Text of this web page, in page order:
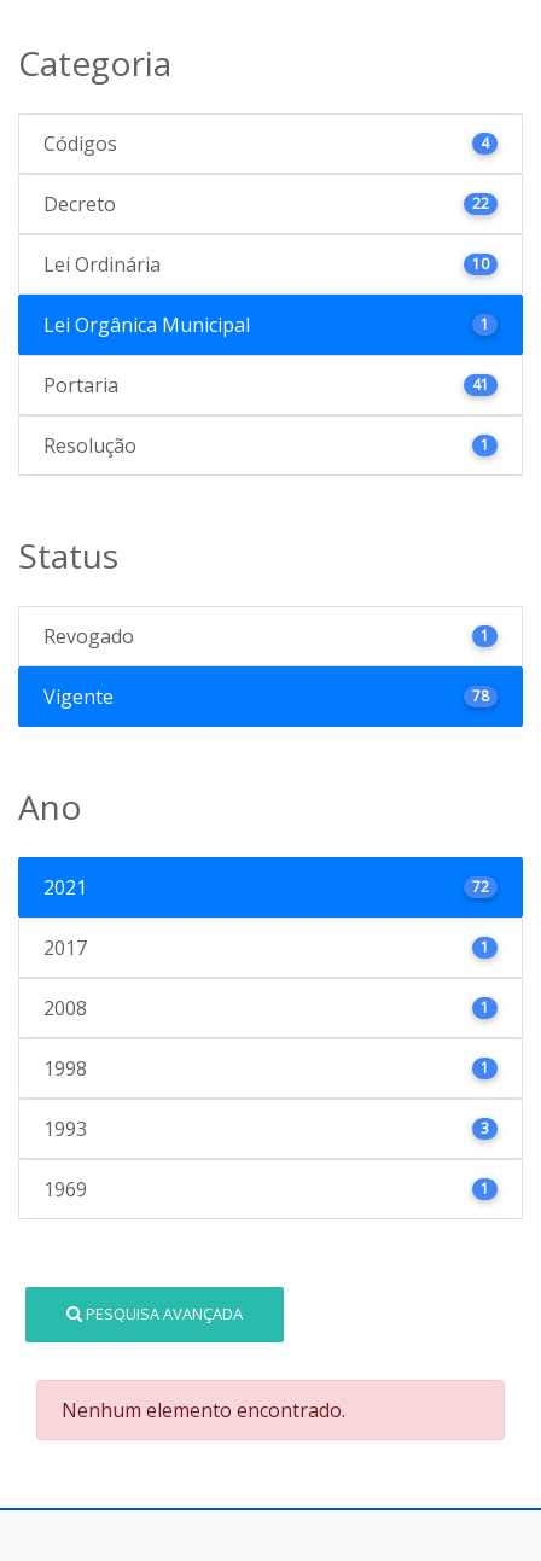
Categoria
Códigos 4
Decreto 22
Lei Ordinária 10
Lei Orgânica Municipal 1
Portaria 41
Resolução 1
Status
Revogado 1
Vigente 78
Ano
2021 72
2017 1
2008 1
1998 1
1993 3
1969 1
PESQUISA AVANÇADA
Nenhum elemento encontrado.